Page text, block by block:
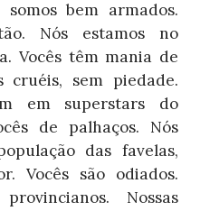
bem armados.
Nós estamos no
Vocês têm mania de
cruéis, sem piedade.
em superstars do
de palhaços. Nós
das favelas,
Vocês são odiados.
Nossas